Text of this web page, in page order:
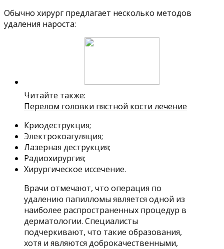
Обычно хирург предлагает несколько методов
удаления нароста:
Читайте также:
Перелом головки пястной кости лечение
Криодеструкция;
Электрокоагуляция;
Лазерная деструкция;
Радиохирургия;
Хирургическое иссечение.
Врачи отмечают, что операция по
удалению папилломы является одной из
наиболее распространенных процедур в
дерматологии. Специалисты
подчеркивают, что такие образования,
хотя и являются доброкачественными,